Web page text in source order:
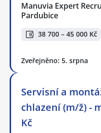
Manuvia Expert
Pardubice
38 700 – 45 000 Kč
Zveřejněno: 5. srpna
Servisní a
chlazení (m/ž) -
Kč